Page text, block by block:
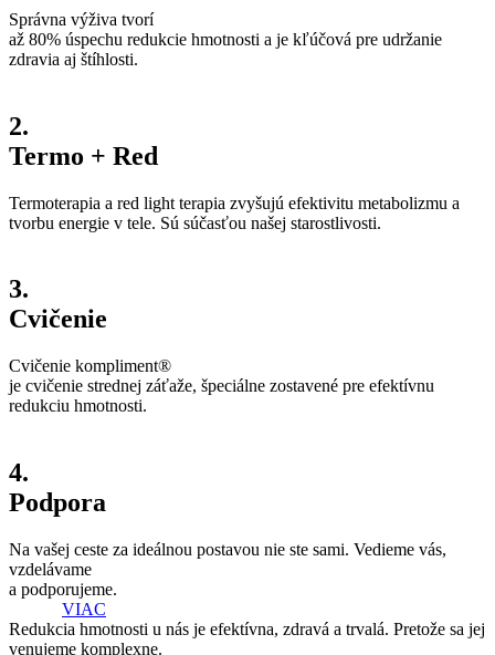
Správna výživa tvorí
až 80% úspechu redukcie hmotnosti a je kľúčová pre udržanie
zdravia aj štíhlosti.
2.
Termo + Red
Termoterapia a red light terapia zvyšujú efektivitu metabolizmu a
tvorbu energie v tele. Sú súčasťou našej starostlivosti.
3.
Cvičenie
Cvičenie kompliment®
je cvičenie strednej záťaže, špeciálne zostavené pre efektívnu
redukciu hmotnosti.
4.
Podpora
Na vašej ceste za ideálnou postavou nie ste sami. Vedieme vás,
vzdelávame
a podporujeme.
VIAC
Redukcia hmotnosti u nás je efektívna, zdravá a trvalá. Pretože sa jej
venujeme komplexne.